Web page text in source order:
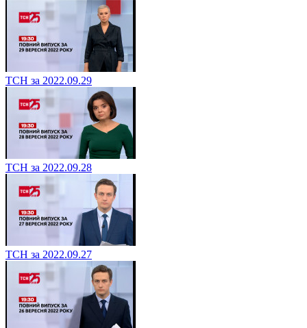
ТСН за 2022.09.29
ТСН за 2022.09.28
ТСН за 2022.09.27